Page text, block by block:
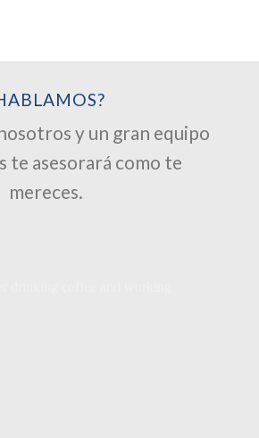
y un gran equipo
te asesorará como te
mereces.